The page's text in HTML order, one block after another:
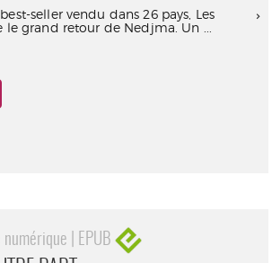
seller vendu dans 26 pays, Les
grand retour de Nedjma. Un ...
numérique | EPUB